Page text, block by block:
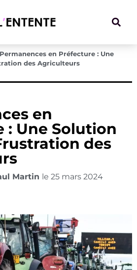
Permanences en Préfecture : Une
des Agriculteurs
en
: Une Solution
des
Martin le 25 mars 2024